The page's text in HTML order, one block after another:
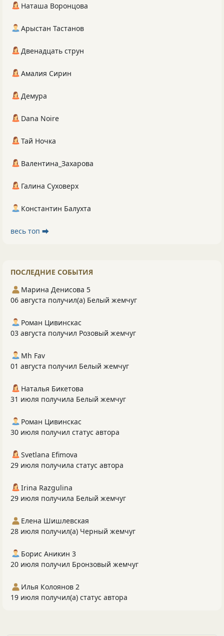
Наташа Воронцова
Арыстан Тастанов
Двенадцать струн
Амалия Сирин
Демура
Dana Noire
Тай Ночка
Валентина_Захарова
Галина Суховерх
Константин Балухта
весь топ ⮕
ПОСЛЕДНИЕ СОБЫТИЯ
Марина Денисова 5
06 августа получил(а) Белый жемчуг
Роман Цивинскас
03 августа получил Розовый жемчуг
Mh Fav
01 августа получил Белый жемчуг
Наталья Бикетова
31 июля получила Белый жемчуг
Роман Цивинскас
30 июля получил статус автора
Svetlana Efimova
29 июля получила статус автора
Irina Razgulina
29 июля получила Белый жемчуг
Елена Шишлевская
28 июля получил(а) Черный жемчуг
Борис Аникин 3
20 июля получил Бронзовый жемчуг
Илья Колоянов 2
19 июля получил(а) статус автора